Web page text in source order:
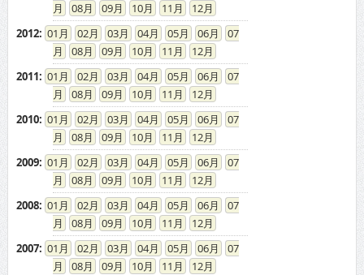
08
09 10 11
12
2012: 01 02 03 04 05 06
07
08
09 10 11
12
2011: 01 02 03 04 05 06
07
08
09 10 11
12
2010: 01 02 03 04 05 06
07
08
09 10 11
12
2009: 01 02 03 04 05 06
07
08
09 10 11
12
2008: 01 02 03 04 05 06
07
08
09 10 11
12
2007: 01 02 03 04 05 06
07
08
09 10 11
12